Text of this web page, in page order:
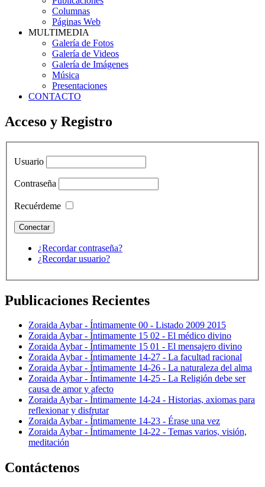
Columnas
Páginas Web
MULTIMEDIA
Galería de Fotos
Galería de Videos
Galería de Imágenes
Música
Presentaciones
CONTACTO
Acceso y Registro
Usuario
Contraseña
Recuérdeme
¿Recordar contraseña?
¿Recordar usuario?
Publicaciones Recientes
Zoraida Aybar - Íntimamente 00 - Listado 2009 2015
Zoraida Aybar - Íntimamente 15 02 - El médico divino
Zoraida Aybar - Íntimamente 15 01 - El mensajero divino
Zoraida Aybar - Íntimamente 14-27 - La facultad racional
Zoraida Aybar - Íntimamente 14-26 - La naturaleza del alma
Zoraida Aybar - Íntimamente 14-25 - La Religión debe ser
causa de amor y afecto
Zoraida Aybar - Íntimamente 14-24 - Historias, axiomas para
reflexionar y disfrutar
Zoraida Aybar - Íntimamente 14-23 - Érase una vez
Zoraida Aybar - Íntimamente 14-22 - Temas varios, visión,
meditación
Contáctenos